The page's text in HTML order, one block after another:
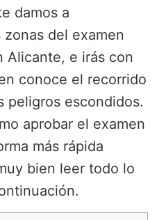
damos a
del examen
Alicante, e irás con
conoce el recorrido
peligros escondidos.
aprobar el examen
más rápida
bien leer todo lo